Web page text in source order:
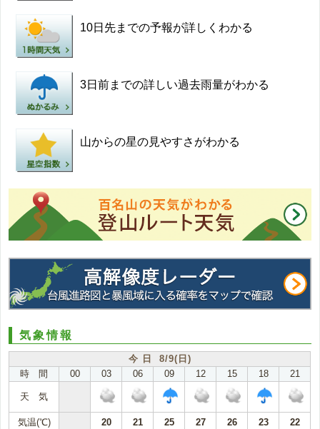
10日先までの予報が詳しくわかる
3日前までの詳しい過去雨量がわかる
山からの星の見やすさがわかる
気象情報
今 日 8/9(日)
時 間
00 03 06 09 12 15 18 21
天 気
気温(℃) 20 21 25 27 26 23
22